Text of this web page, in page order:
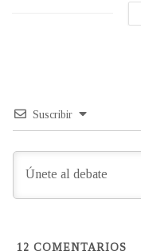
Suscribir
12 COMENTARIOS